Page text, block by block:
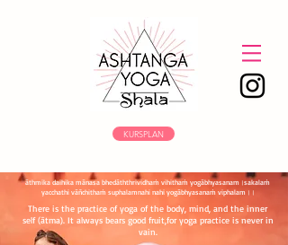
KURSPLAN
āthmika daihika mānasa bhedāththrividhaṁ vihithaṁ yogābhyasanam।sakalaṁ
yacchathi vāñchithaṁ suphalamnahi nahi yogābhyasanaṁ viphalam।।
​There is the practice of yoga of the body, mind, and the inner
self (ātma). It always bears good fruit,for yoga practice is never in
vain.